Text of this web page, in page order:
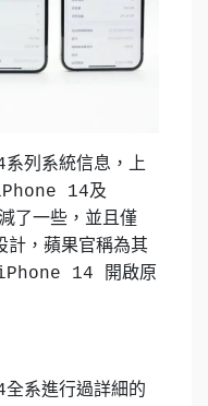
列系統信息，上
14及
了一些，並且僅
，蘋果官稱為其
iPhone 14 開啟原
系進行過詳細的